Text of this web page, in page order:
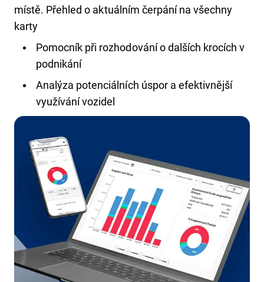
místě. Přehled o aktuálním čerpání na všechny
karty
Pomocník při rozhodování o dalších krocích v
podnikání
Analýza potenciálních úspor a efektivnější
využívání vozidel